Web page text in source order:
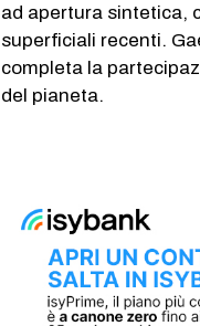
ad apertura sintetica,
superficiali recenti.
completa la
del pianeta.